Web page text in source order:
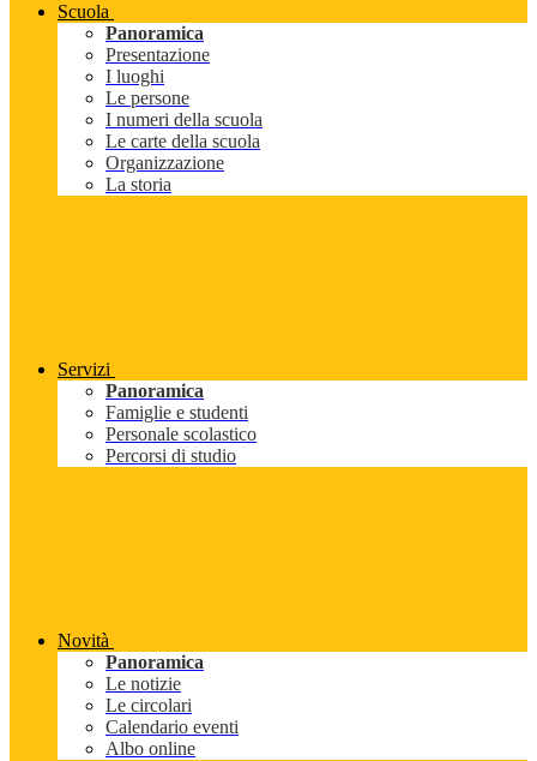
Scuola
Panoramica
Presentazione
I luoghi
Le persone
I numeri della scuola
Le carte della scuola
Organizzazione
La storia
Servizi
Panoramica
Famiglie e studenti
Personale scolastico
Percorsi di studio
Novità
Panoramica
Le notizie
Le circolari
Calendario eventi
Albo online